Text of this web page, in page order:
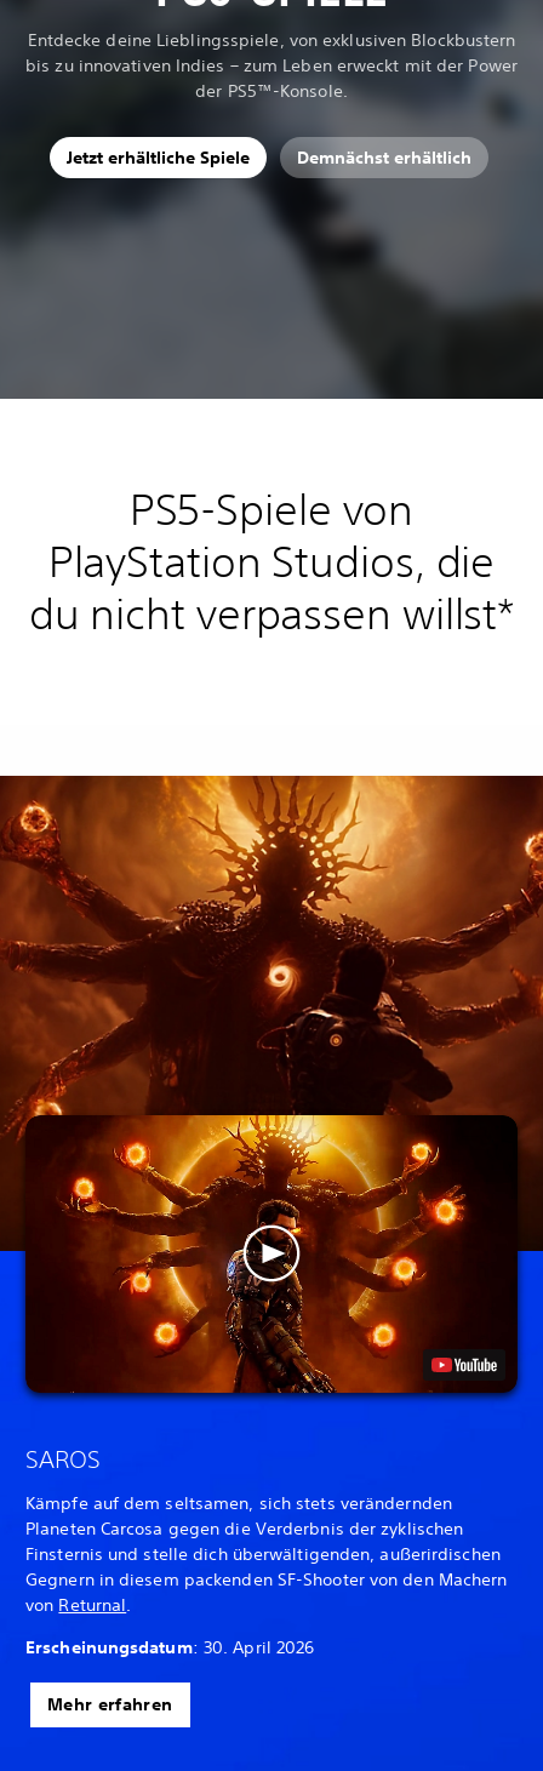
Entdecke deine Lieblingsspiele, von exklusiven Blockbustern
bis zu innovativen Indies – zum Leben erweckt mit der Power
der PS5™-Konsole.
Jetzt erhältliche Spiele Demnächst erhältlich
PS5-Spiele von
PlayStation Studios, die
du nicht verpassen willst*
SAROS
Kämpfe auf dem seltsamen, sich stets verändernden
Planeten Carcosa gegen die Verderbnis der zyklischen
Finsternis und stelle dich überwältigenden, außerirdischen
Gegnern in diesem packenden SF-Shooter von den Machern
von Returnal
Erscheinungsdatum: 30. April 2026
Mehr erfahren